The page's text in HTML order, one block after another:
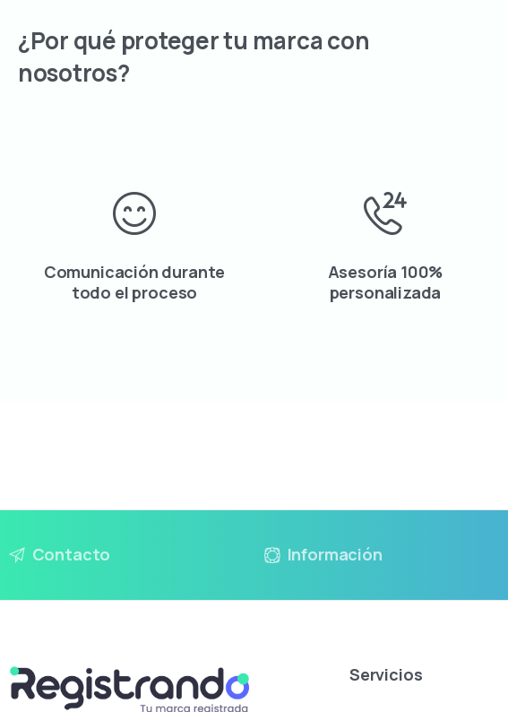
¿Porqué protegertu marcacon
nosotros?
Comunicación durante
todo el proceso
Asesoría 100%
personalizada
Contacto Información
Servicios